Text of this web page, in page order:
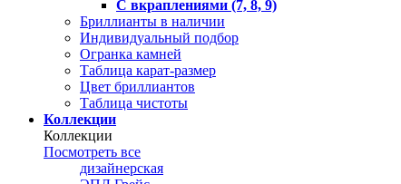
С вкраплениями (7, 8, 9)
Бриллианты в наличии
Индивидуальный подбор
Огранка камней
Таблица карат-размер
Цвет бриллиантов
Таблица чистоты
Коллекции
Коллекции
Посмотреть все
дизайнерская